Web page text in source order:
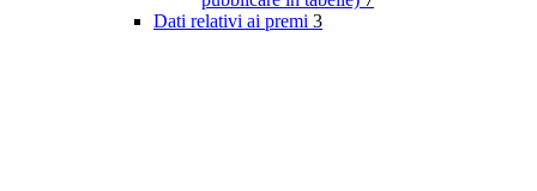
Dati relativi ai premi 3